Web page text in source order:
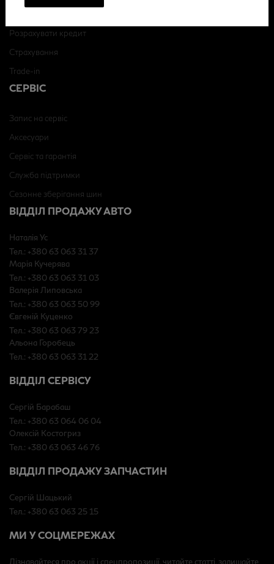
Розрахувати кредит
Страхування
Trade-in
СЕРВІС
Запис на сервіс
Аксесуари
Сервіс та гарантія
Служба підтримки
Сезонне зберігання шин
ВІДДІЛ ПРОДАЖУ АВТО
Наталія Ус
Тел.: +380 63 063 31 37
Марія Кучерява
Тел.: +380 63 063 31 03
Валерія Липовська
Тел.: +380 63 063 50 99
Євгеній Куценко
Тел.: +380 63 063 79 23
Альона Горобець
Тел.: +380 63 063 31 22
ВІДДІЛ СЕРВІСУ
Сергій Барабаш
Тел.: +380 63 064 06 04
Олексій Костогриз
Тел.: +380 63 063 46 76
ВІДДІЛ ПРОДАЖУ ЗАПЧАСТИН
Сергій Шацький
Тел.: +380 63 063 25 15
МИ У СОЦМЕРЕЖАХ
Дізнавайтеся про акції і спецпропозиції, читайте статті, залишайте